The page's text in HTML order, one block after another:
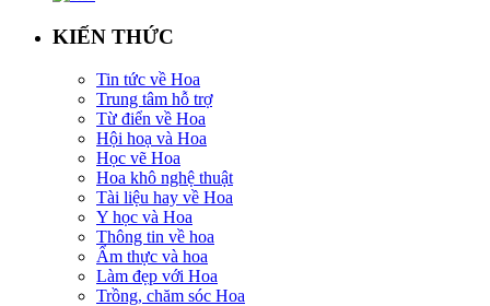
KIẾN THỨC
Tin tức về Hoa
Trung tâm hỗ trợ
Từ điển về Hoa
Hội hoạ và Hoa
Học vẽ Hoa
Hoa khô nghệ thuật
Tài liệu hay về Hoa
Y học và Hoa
Thông tin về hoa
Ẩm thực và hoa
Làm đẹp với Hoa
Trồng, chăm sóc Hoa